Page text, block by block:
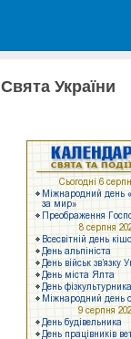
Свята України